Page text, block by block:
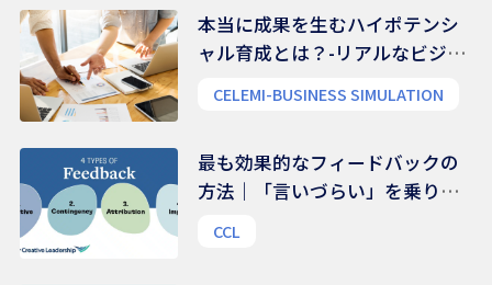
本当に成果を生むハイポテンシ
ャル育成とは？-リアルなビジネ
CELEMI-BUSINESS SIMULATION
最も効果的なフィードバックの
方法｜「言いづらい」を乗り越
CCL